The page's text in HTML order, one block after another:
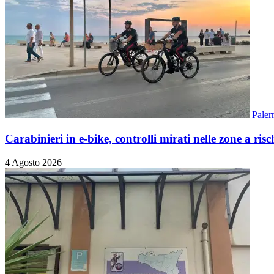
Carabinieri in e-bike, controlli mirati nelle zone a
4 Agosto 2026